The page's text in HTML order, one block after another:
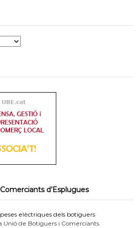
d’Esplugues
elèctriques dels botiguers
Unió de Botiguers i Comerciants